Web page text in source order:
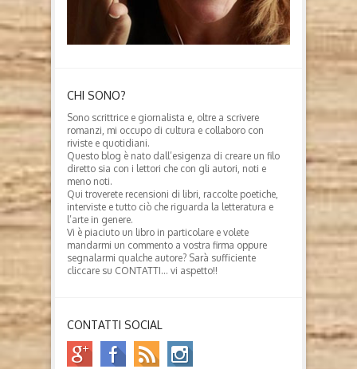
CHI SONO?
Sono scrittrice e giornalista e, oltre a scrivere
romanzi, mi occupo di cultura e collaboro con
riviste e quotidiani.
Questo blog è nato dall’esigenza di creare un filo
diretto sia con i lettori che con gli autori, noti e
meno noti.
Qui troverete recensioni di libri, raccolte poetiche,
interviste e tutto ciò che riguarda la letteratura e
l’arte in genere.
Vi è piaciuto un libro in particolare e volete
mandarmi un commento a vostra firma oppure
segnalarmi qualche autore? Sarà sufficiente
cliccare su CONTATTI… vi aspetto!!
CONTATTI SOCIAL